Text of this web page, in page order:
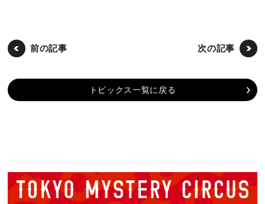
前の記事 次の記事
トピックス一覧に戻る